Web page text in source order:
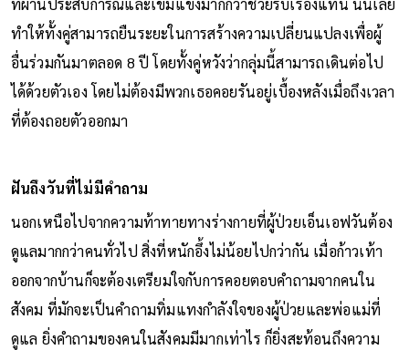
ที่ผ่านประสบการณ์และเข้มแข็งมากกว่าช่วยรับเรื่องแทน นั่นเลย
ทำให้ทั้งคู่สามารถยืนระยะในการสร้างความเปลี่ยนแปลงเพื่อผู้
อื่นร่วมกันมาตลอด 8 ปี โดยทั้งคู่หวังว่ากลุ่มนี้สามารถเดินต่อไป
ได้ด้วยตัวเอง โดยไม่ต้องมีพวกเธอคอยรันอยู่เบื้องหลังเมื่อถึงเวลา
ที่ต้องถอยตัวออกมา
ฝันถึงวันที่ไม่มีคำถาม
นอกเหนือไปจากความท้าทายทางร่างกายที่ผู้ป่วยเอ็นเอฟวันต้อง
ดูแลมากกว่าคนทั่วไป สิ่งที่หนักอึ้งไม่น้อยไปกว่ากัน เมื่อก้าวเท้า
ออกจากบ้านก็จะต้องเตรียมใจกับการคอยตอบคำถามจากคนใน
สังคม ที่มักจะเป็นคำถามทิ่มแทงกำลังใจของผู้ป่วยและพ่อแม่ที่
ดูแล ยิ่งคำถามของคนในสังคมมีมากเท่าไร ก็ยิ่งสะท้อนถึงความ